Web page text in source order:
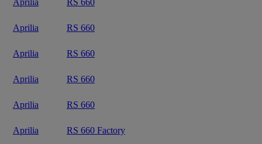
Aprilia RS 660
Aprilia RS 660
Aprilia RS 660
Aprilia RS 660
Aprilia RS 660
Aprilia RS 660 Factory